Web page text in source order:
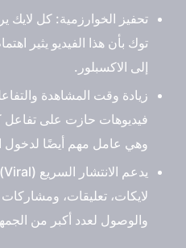
تحفيز الخوارزمية: كل لايك
توك بأن هذا الفيديو يثير
إلى الاكسبلور.
زيادة وقت المشاهدة
فيديوهات حازت على تفاعل
وهي عامل مهم أيضًا لدخول
يدعم الانتشار السريع (Viral):
لايكات، تعليقات، ومشاركات
والوصول لعدد أكبر من